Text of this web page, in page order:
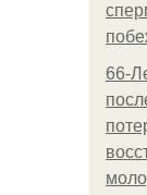
66-